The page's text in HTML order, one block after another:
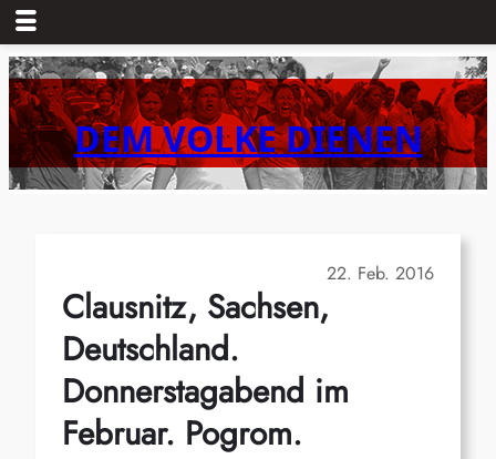
Zum
Inhalt
springenDEM VOLKE DIENEN
22. Feb. 2016
Clausnitz, Sachsen,
Deutschland.
Donnerstagabend im
Februar. Pogrom.